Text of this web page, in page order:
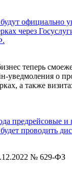
официально
через
теперь
уведмоления о
а также
предрейсовые и
проводить
№ 629-ФЗ